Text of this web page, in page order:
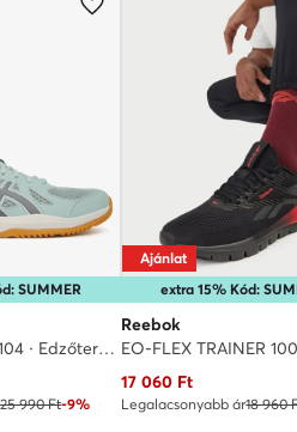
SUMMER
Upcourt 6 1071A104 · Edzőtermi cipők
25 990 Ft-9%
extra 15% Kód:
Ajánlat
Reebok
Aktuális ár
17 060 Ft
Legalacsonyabb ár18 960